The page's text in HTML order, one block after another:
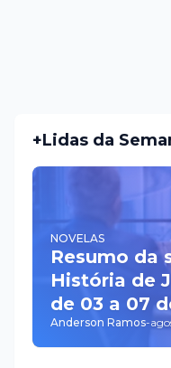
+Lidas da
NOVELAS
Resumo da
História de
de 03 a 07
Anderson Ramos-